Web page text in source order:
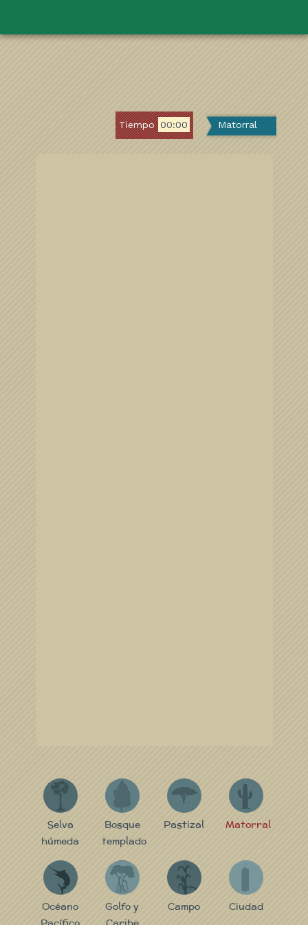
Tiempo 00:00 Matorral
S
Selva
húmeda
B
Bosque
templado
P
Pastizal
M
Matorral
P
Océano
GC
Golfo y
C
Campo Ciudad